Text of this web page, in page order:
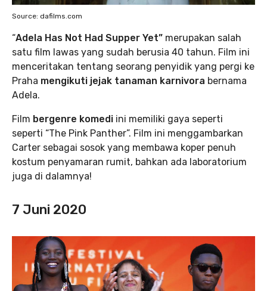
Source: dafilms.com
“Adela Has Not Had Supper Yet” merupakan salah
satu film lawas yang sudah berusia 40 tahun. Film ini
menceritakan tentang seorang penyidik yang pergi ke
Praha mengikuti jejak tanaman karnivora bernama
Adela.
Film bergenre komedi ini memiliki gaya seperti
seperti “The Pink Panther”. Film ini menggambarkan
Carter sebagai sosok yang membawa koper penuh
kostum penyamaran rumit, bahkan ada laboratorium
juga di dalamnya!
7 Juni 2020